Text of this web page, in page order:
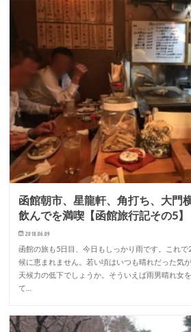
函館朝市、星龍軒、角打ち、大門
飲んでを満喫【函館旅行記その5】
2018.06.09
函館の旅も5日目、今日もしっかり雨です。これ
候に恵まれません。若い頃はいつも晴れだった気
天候力の低下でしょうか。そういえば雨男晴れ女
て…